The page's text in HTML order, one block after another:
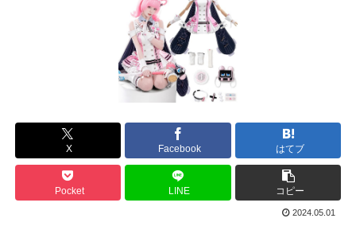
X Facebook はてブ
Pocket LINE コピー
2024.05.01